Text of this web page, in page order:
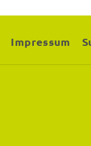
Impressum